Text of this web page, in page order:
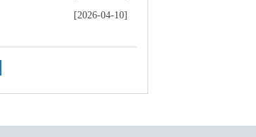
[2026-04-10]